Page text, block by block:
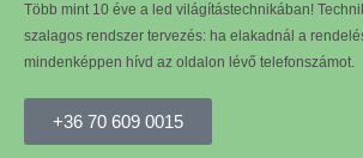
Több mint 10 éve a led világítástechnikában!
szalagos rendszer tervezés: ha elakadnál a
mindenképpen hívd az oldalon lévő telefonszámot.
+36 70 609 0015